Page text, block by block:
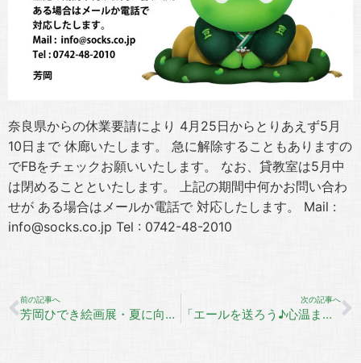
奈良県からの休業要請により 4月25日からとりあえず5月
10日まで 休廊いたします。 急に解除することもありますの
でFBをチェックお願いいたします。 なお、貸教室は5月中
は閉めることといたします。 上記の期間中何かお問い合わ
せが ある場合はメールか電話で 対応したします。 Mail :
info@socks.co.jp Tel : 0742-48-2010
前の記事へ
芳岡ひでき絵画展・夏に向かって！
次の記事へ
「エールを送ろう♪心温まる絵ハガキプロジェクト！」